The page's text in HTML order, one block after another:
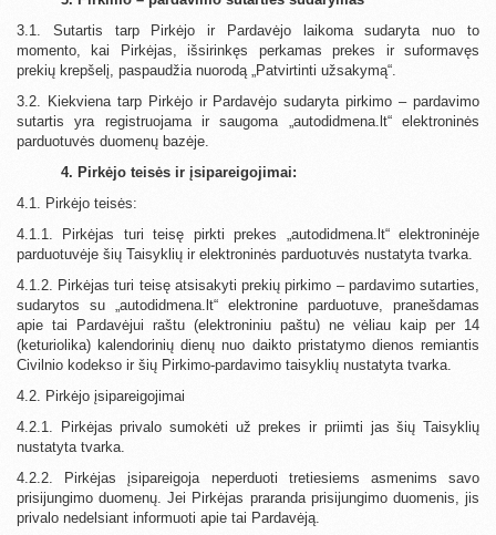
3.1. Sutartis tarp Pirkėjo ir Pardavėjo laikoma sudaryta nuo to
momento, kai Pirkėjas, išsirinkęs perkamas prekes ir suformavęs
prekių krepšelį, paspaudžia nuorodą „Patvirtinti užsakymą“.
3.2. Kiekviena tarp Pirkėjo ir Pardavėjo sudaryta pirkimo – pardavimo
sutartis yra registruojama ir saugoma „autodidmena.lt“ elektroninės
parduotuvės duomenų bazėje.
4. Pirkėjo teisės ir įsipareigojimai:
4.1. Pirkėjo teisės:
4.1.1. Pirkėjas turi teisę pirkti prekes „autodidmena.lt“ elektroninėje
parduotuvėje šių Taisyklių ir elektroninės parduotuvės nustatyta tvarka.
4.1.2. Pirkėjas turi teisę atsisakyti prekių pirkimo – pardavimo sutarties,
sudarytos su „autodidmena.lt“ elektronine parduotuve, pranešdamas
apie tai Pardavėjui raštu (elektroniniu paštu) ne vėliau kaip per 14
(keturiolika) kalendorinių dienų nuo daikto pristatymo dienos remiantis
Civilnio kodekso ir šių Pirkimo-pardavimo taisyklių nustatyta tvarka.
4.2. Pirkėjo įsipareigojimai
4.2.1. Pirkėjas privalo sumokėti už prekes ir priimti jas šių Taisyklių
nustatyta tvarka.
4.2.2. Pirkėjas įsipareigoja neperduoti tretiesiems asmenims savo
prisijungimo duomenų. Jei Pirkėjas praranda prisijungimo duomenis, jis
privalo nedelsiant informuoti apie tai Pardavėją.